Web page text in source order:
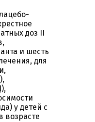
доз II
и шесть
для
у детей с
возрасте